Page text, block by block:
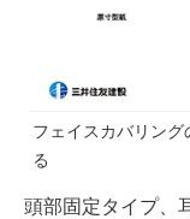
フェイスカバリン
る
頭部固定タイプ、